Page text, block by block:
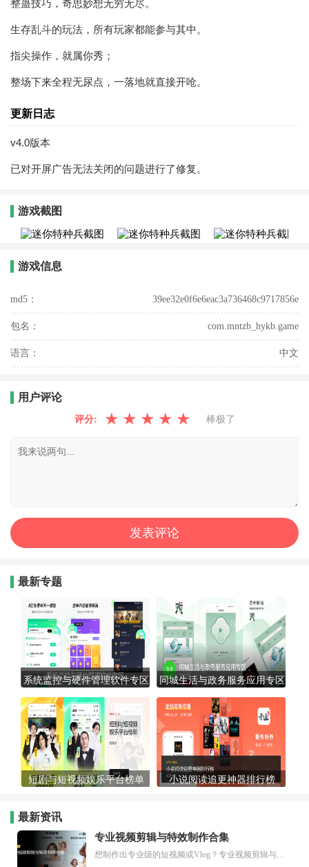
整蛊技巧，奇思妙想无穷无尽。
生存乱斗的玩法，所有玩家都能参与其中。
指尖操作，就属你秀；
整场下来全程无尿点，一落地就直接开呛。
更新日志
v4.0版本
已对开屏广告无法关闭的问题进行了修复。
游戏截图
游戏信息
md5： 39ee32e0f6e6eac3a736468c9717856e
包名： com.mntzb_hykb.game
语言： 中文
用户评论
评分: ★ ★ ★ ★ ★ 棒极了
最新专题
系统监控与硬件管理软件专区 同城生活与政务服务应用专区
短剧与短视频娱乐平台榜单 小说阅读追更神器排行榜
最新资讯
专业视频剪辑与特效制作合集
想制作出专业级的短视频或Vlog？专业视频剪辑与特效制作大全专题为你提供了从剪辑、抠像到特效包装的全套解决方案。无论是添加炫酷的片头、进行精准的视频抠图，还是制...